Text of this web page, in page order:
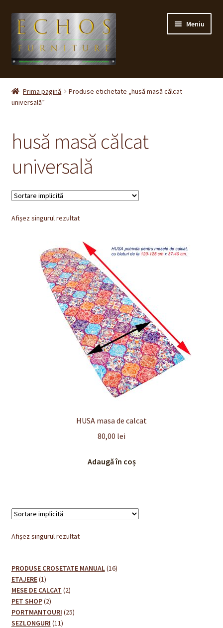
Sari
navigare
Sari
conținut
Meniu
Prima pagină
CONTACT
Politică de Confidențialitate cu privire la prelucrarea
datelor cu caracter personal
Politica de rambursari si returnari
Prima pagină
Produse etichetate „husă masă călcat
universală”
husă masă călcat
universală
Afișez singurul rezultat
HUSA masa de calcat
80,00 lei
Adaugă în coș
Afișez singurul rezultat
PRODUSE CROSETATE MANUAL 1616
ETAJERE 11
produs
MESE DE CALCAT 22
PET SHOP 22
produse
PORTMANTOURI 2525
SEZLONGURI 1111